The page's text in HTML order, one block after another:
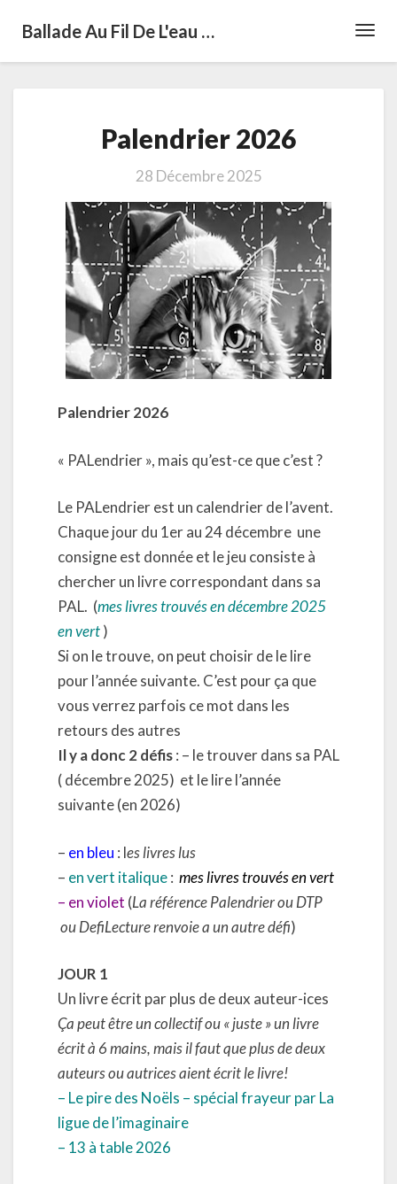
Ballade Au Fil De L'eau …
2026
Palendrier 2026
28 Décembre 2025
Palendrier 2026
« PALendrier », mais qu’est-ce que c’est ?
Le PALendrier est un calendrier de l’avent.
Chaque jour du 1er au 24 décembre une
consigne est donnée et le jeu consiste à
chercher un livre correspondant dans sa
PAL. (mes livres trouvés en décembre 2025
en vert)
Si on le trouve, on peut choisir de le lire
pour l’année suivante. C’est pour ça que
vous verrez parfois ce mot dans les
retours des autres
Il y a donc 2 défis: – le trouver dans sa PAL
( décembre 2025) et le lire l’année
suivante (en 2026)
– en bleu : les livres lus
– en vert italique: mes livres trouvés en vert
– en violet (La référence Palendrier ou DTP
ou DefiLecture renvoie a un autre défi)
JOUR 1
Un livre écrit par plus de deux auteur-ices
Ça peut être un collectif ou « juste » un livre
écrit à 6 mains, mais il faut que plus de deux
auteurs ou autrices aient écrit le livre!
– Le pire des Noëls – spécial frayeur par La
ligue de l’imaginaire
– 13 à table 2026